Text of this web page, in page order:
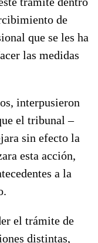
de
que se les ha
las medidas
interpusieron
el tribunal –
sin efecto la
esta acción,
a la
el trámite de
distintas,